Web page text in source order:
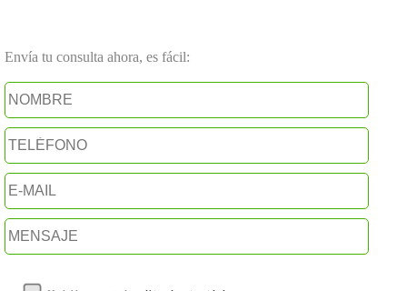
Envía tu consulta ahora, es fácil: